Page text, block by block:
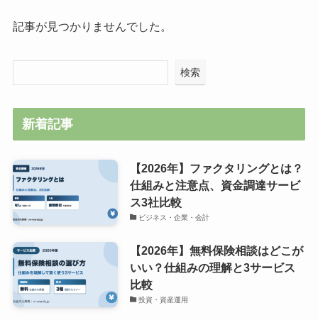
記事が見つかりませんでした。
検索
新着記事
【2026年】ファクタリングとは？
仕組みと注意点、資金調達サービ
ス3社比較
ビジネス・企業・会計
【2026年】無料保険相談はどこが
いい？仕組みの理解と3サービス
比較
投資・資産運用